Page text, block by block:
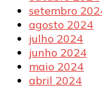
setembro
agosto 2024
julho 2024
junho 2024
maio 2024
abril 2024